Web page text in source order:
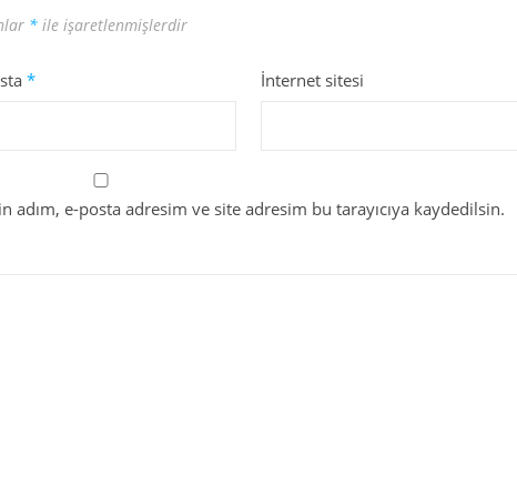
* ile işaretlenmişlerdir
* İnternet sitesi
adım, e-posta adresim ve site adresim bu tarayıcıya kaydedilsin.